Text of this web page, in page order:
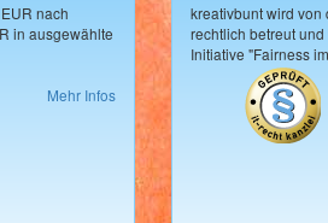
nach
in ausgewählte
Mehr Infos
kreativbunt wird von
rechtlich betreut
Initiative "Fairness